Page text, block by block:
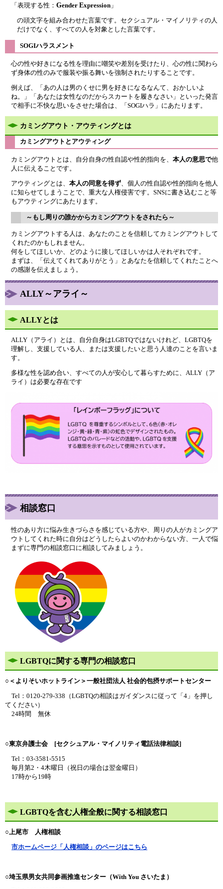
「表現する性： Gender Expression 」
の頭文字を組み合わせた言葉です。セクシュアル・マイノリティの人
だけでなく、すべての人を対象とした言葉です。
SOGIハラスメント
心の性や好きになる性を理由に嘲笑や差別を受けたり、心の性に関わら
ず身体の性のみで服装や振る舞いを強制されたりすることです。
例えば、「あの人は男のくせに男を好きになるなんて、おかしいよ
ね。」「あなたは女性なのだからスカートを履きなさい」といった発言
で相手に不快な思いをさせた場合は、「SOGIハラ」にあたります。
カミングアウト・アウティングとは
カミングアウトとアウティング
カミングアウトとは、自分自身の性自認や性的指向を、 本人の意思で他
人に伝えることです。
アウティングとは、 本人の同意を得ず、個人の性自認や性的指向を他人
に知らせてしまうことで、重大な人権侵害です。SNSに書き込むこと等
もアウティングにあたります。
～もし周りの誰かからカミングアウトをされたら～
カミングアウトする人は、あなたのことを信頼してカミングアウトして
くれたのかもしれません。
何をしてほしいか、どのように接してほしいかは人それぞれです。
まずは、「伝えてくれてありがとう」とあなたを信頼してくれたことへ
の感謝を伝えましょう。​
ALLY～アライ～
ALLYとは
ALLY（アライ）とは、自分自身はLGBTQではないけれど、LGBTQを
理解し、支援している人、または支援したいと思う人達のことを言いま
す。
多様な性を認め合い、すべての人が安心して暮らすために、ALLY（ア
ライ）は必要な存在です
相談窓口
性のあり方に悩み生きづらさを感じている方や、周りの人がカミングア
ウトしてくれた時に自分はどうしたらよいのかわからない方、一人で悩
まずに専門の相談窓口に相談してみましょう。
LGBTQに関する専門の相談窓口
○＜よりそいホットライン＞一般社団法人 社会的包摂サポートセンター
Tel：0120-279-338（LGBTQの相談はガイダンスに従って「4」を押し
てください）
24時間 無休
○東京弁護士会 [セクシュアル・マイノリティ電話法律相談]
Tel：03-3581-5515
毎月第2・4木曜日（祝日の場合は翌金曜日）
17時から19時
LGBTQを含む人権全般に関する相談窓口
○上尾市 人権相談
市ホームページ「人権相談」のページはこちら
○埼玉県男女共同参画推進センター（With You さいたま）